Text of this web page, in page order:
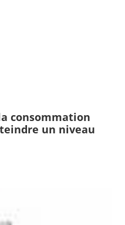
consommation
un niveau